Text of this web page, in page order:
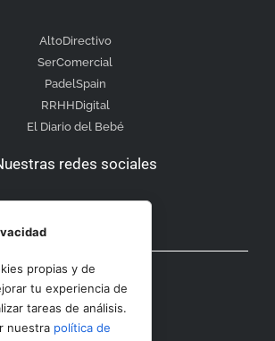
AltoDirectivo
SerComercial
PadelSpain
RRHHDigital
El Diario del Bebé
redes sociales
Otras secciones
Contacto
propias y de
tu experiencia de
tareas de análisis.
nuestra política de